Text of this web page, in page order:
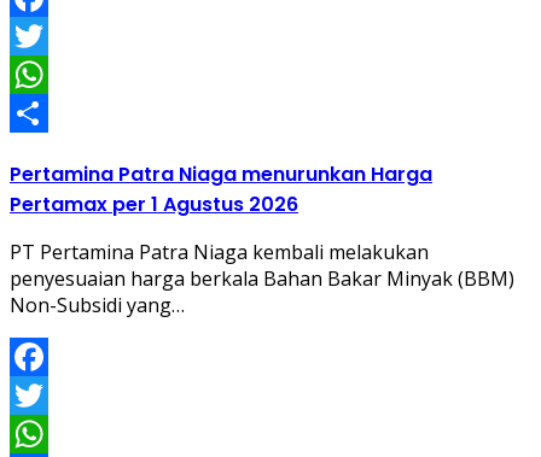
Facebook
Twitter
WhatsApp
Pertamina Patra Niaga menurunkan Harga
Pertamax per 1 Agustus 2026
PT Pertamina Patra Niaga kembali melakukan
penyesuaian harga berkala Bahan Bakar Minyak (BBM)
Non-Subsidi yang…
Facebook
Twitter